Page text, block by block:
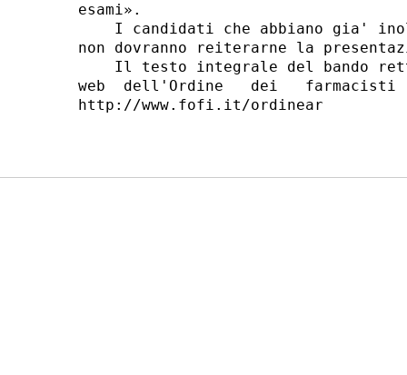
esami».
I candidati che abbiano gia'
non dovranno reiterarne la
Il testo integrale del bando
web  dell'Ordine   dei
http://www.fofi.it/ordinear